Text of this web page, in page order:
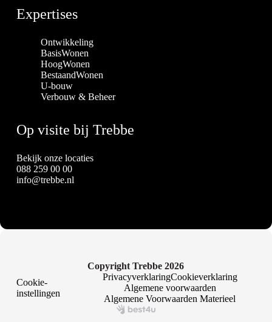
Expertises
Ontwikkeling
BasisWonen
HoogWonen
BestaandWonen
U-bouw
Verbouw & Beheer
Op visite bij Trebbe
Bekijk onze locaties
088 259 00 00
info@trebbe.nl
Copyright Trebbe 2026
Cookie-
instellingen
PrivacyverklaringCookieverklaring
Algemene voorwaarden
Algemene Voorwaarden Materieel